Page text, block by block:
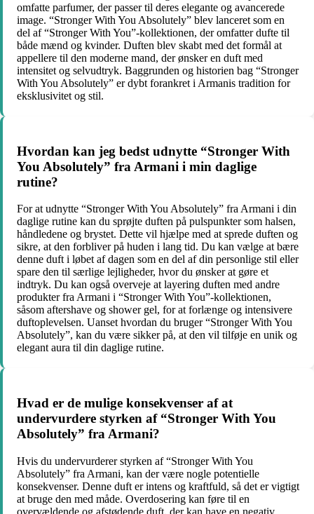
omfatte parfumer, der passer til deres elegante og avancerede
image. “Stronger With You Absolutely” blev lanceret som en
del af “Stronger With You”-kollektionen, der omfatter dufte til
både mænd og kvinder. Duften blev skabt med det formål at
appellere til den moderne mand, der ønsker en duft med
intensitet og selvudtryk. Baggrunden og historien bag “Stronger
With You Absolutely” er dybt forankret i Armanis tradition for
eksklusivitet og stil.
Hvordan kan jeg bedst udnytte “Stronger With
You Absolutely” fra Armani i min daglige
rutine?
For at udnytte “Stronger With You Absolutely” fra Armani i din
daglige rutine kan du sprøjte duften på pulspunkter som halsen,
håndledene og brystet. Dette vil hjælpe med at sprede duften og
sikre, at den forbliver på huden i lang tid. Du kan vælge at bære
denne duft i løbet af dagen som en del af din personlige stil eller
spare den til særlige lejligheder, hvor du ønsker at gøre et
indtryk. Du kan også overveje at layering duften med andre
produkter fra Armani i “Stronger With You”-kollektionen,
såsom aftershave og shower gel, for at forlænge og intensivere
duftoplevelsen. Uanset hvordan du bruger “Stronger With You
Absolutely”, kan du være sikker på, at den vil tilføje en unik og
elegant aura til din daglige rutine.
Hvad er de mulige konsekvenser af at
undervurdere styrken af “Stronger With You
Absolutely” fra Armani?
Hvis du undervurderer styrken af “Stronger With You
Absolutely” fra Armani, kan der være nogle potentielle
konsekvenser. Denne duft er intens og kraftfuld, så det er vigtigt
at bruge den med måde. Overdosering kan føre til en
overvældende og afstødende duft, der kan have en negativ